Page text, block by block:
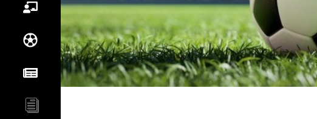
Sócios
Futebol
Notícias